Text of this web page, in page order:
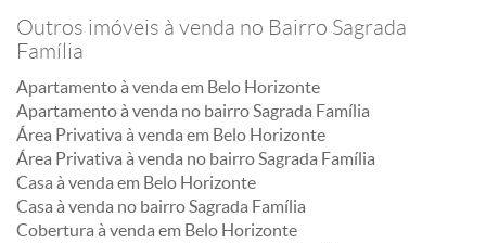
Outros imóveis à venda no Bairro Sagrada
Família
Apartamento à venda em Belo Horizonte
Apartamento à venda no bairro Sagrada Família
Área Privativa à venda em Belo Horizonte
Área Privativa à venda no bairro Sagrada Família
Casa à venda em Belo Horizonte
Casa à venda no bairro Sagrada Família
Cobertura à venda em Belo Horizonte